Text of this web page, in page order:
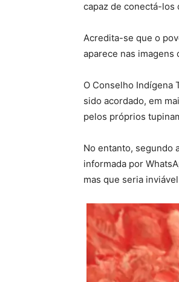
capaz de conectá-los
Acredita-se que o
aparece nas imagens
O Conselho Indígena
sido acordado, em
pelos próprios
No entanto, segundo
informada por
mas que seria